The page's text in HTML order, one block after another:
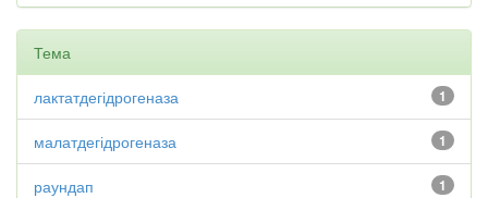
Тема
1
лактатдегідрогеназа
1
малатдегідрогеназа
1
раундап